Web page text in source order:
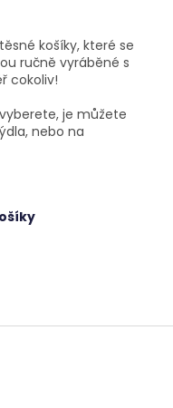
košíky, které se
ručně vyráběné s
cokoliv!
je můžete
nebo na